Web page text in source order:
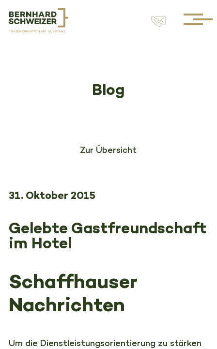
Blog
Zur Übersicht
31. Oktober 2015
Gelebte Gastfreundschaft
im Hotel
Schaffhauser
Nachrichten
Um die Dienstleistungsorientierung zu stärken